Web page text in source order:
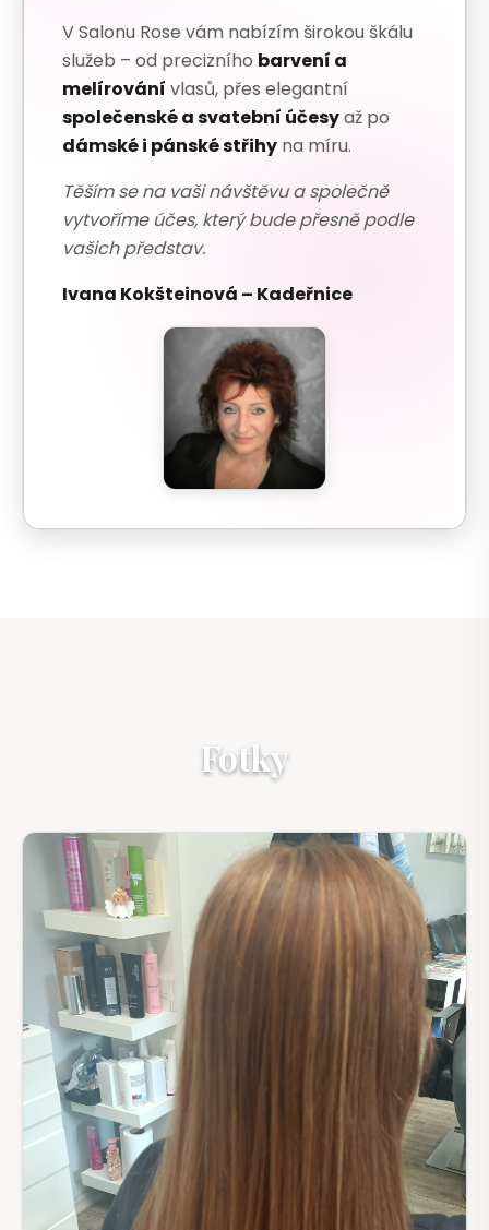
V Salonu Rose vám nabízím širokou škálu
služeb – od precizního barvení a
melírování vlasů, přes elegantní
společenské a svatební účesyaž po
dámské i pánské střihy na míru.
Těším se na vaši návštěvu a společně
vytvoříme účes, který bude přesně podle
vašich představ.
Ivana Kokšteinová – Kadeřnice
Fotky